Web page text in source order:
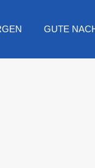
GUTE